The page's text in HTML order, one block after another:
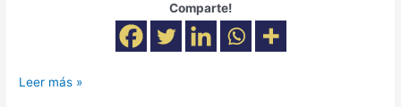
Comparte!
Leer más »